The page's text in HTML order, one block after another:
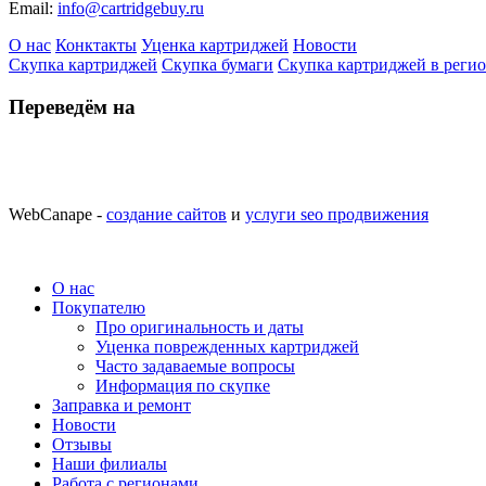
Email: info@cartridgebuy.ru
О нас Конктакты Уценка картриджей Новости
Скупка картриджей Скупка бумаги Скупка картриджей в
Переведём на
WebCanape - создание сайтов и услуги seo продвижения
О нас
Покупателю
Про оригинальность и даты
Уценка поврежденных картриджей
Часто задаваемые вопросы
Информация по скупке
Заправка и ремонт
Новости
Отзывы
Наши филиалы